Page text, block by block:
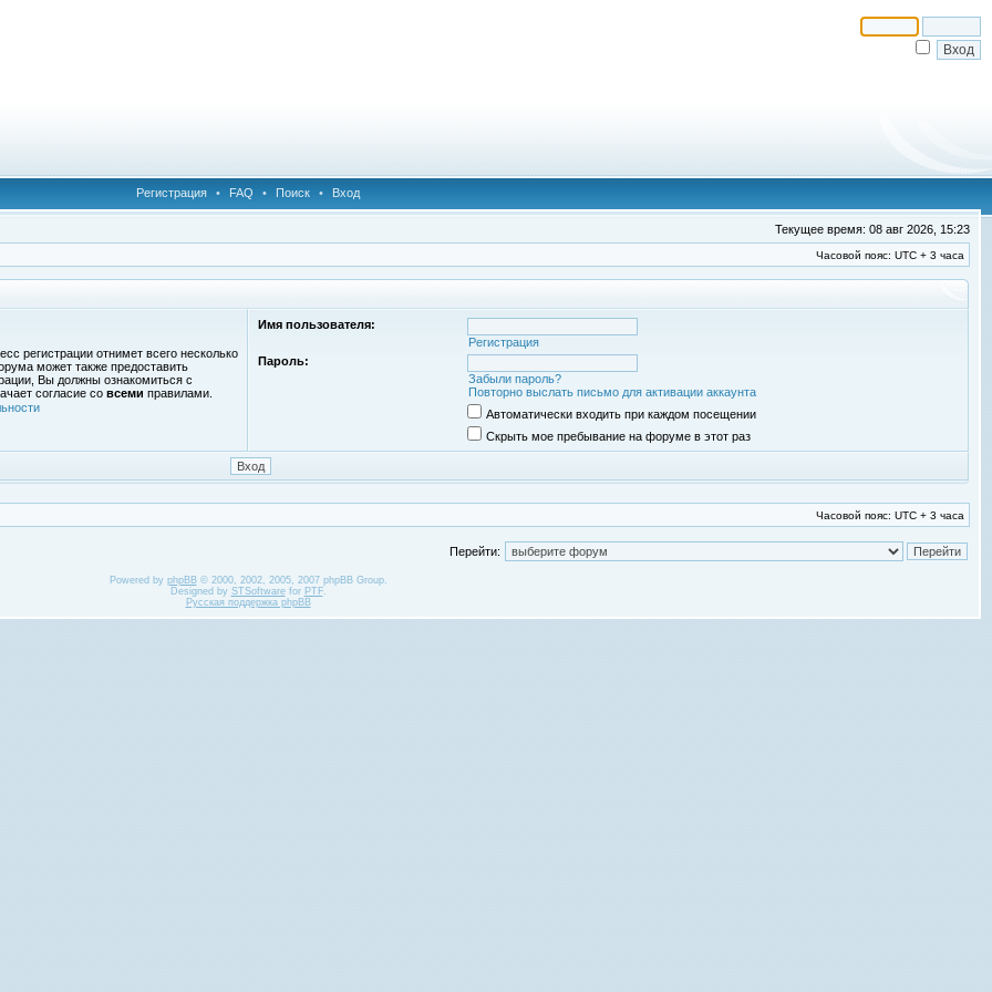
Регистрация • FAQ • Поиск • Вход
Текущее время: 08 авг 2026, 15:23
Часовой пояс: UTC + 3 часа
регистрации отнимет всего несколько
может также предоставить
Вы должны ознакомиться с
согласие со всеми правилами.
Имя пользователя:
Регистрация
Пароль:
Забыли пароль?
Повторно выслать письмо для активации аккаунта
Автоматически входить при каждом посещении
Скрыть мое пребывание на форуме в этот раз
Часовой пояс: UTC + 3 часа
Перейти:
Powered by phpBB© 2000, 2002, 2005, 2007 phpBB Group.
Designed by STSoftwarefor PTF.
Русская поддержка phpBB